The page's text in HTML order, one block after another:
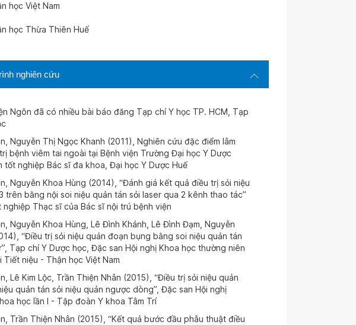
học Việt Nam
học Thừa Thiên Huế
nghiên cứu
Ngôn đã có nhiều bài báo đăng Tạp chí Y học TP. HCM, Tạp
Nguyễn Thị Ngọc Khanh (2011), Nghiên cứu đặc điểm lâm
bệnh viêm tai ngoài tại Bệnh viện Trường Đại học Y Dược
tốt nghiệp Bác sĩ đa khoa, Đại học Y Dược Huế
Nguyễn Khoa Hùng (2014), “Đánh giá kết quả điều trị sỏi niệu
trên bằng nội soi niệu quản tán sỏi laser qua 2 kênh thao tác”
nghiệp Thạc sĩ của Bác sĩ nội trú bệnh viện
Nguyễn Khoa Hùng, Lê Đình Khánh, Lê Đình Đạm, Nguyễn
“Điều trị sỏi niệu quản đoạn bụng bằng soi niệu quản tán
Tạp chí Y Dược học, Đặc san Hội nghị Khoa học thường niên
Tiết niệu - Thận học Việt Nam
Lê Kim Lộc, Trần Thiện Nhân (2015), “Điều trị sỏi niệu quản
quản tán sỏi niệu quản ngược dòng”, Đặc san Hội nghị
học lần I - Tập đoàn Y khoa Tâm Trí
Trần Thiện Nhân (2015), “Kết quả bước đầu phẫu thuật điều